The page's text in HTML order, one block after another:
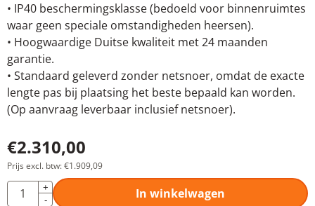
• IP40 beschermingsklasse (bedoeld voor binnenruimtes
waar geen speciale omstandigheden heersen).
• Hoogwaardige Duitse kwaliteit met 24 maanden
garantie.
• Standaard geleverd zonder netsnoer, omdat de exacte
lengte pas bij plaatsing het beste bepaald kan worden.
(Op aanvraag leverbaar inclusief netsnoer).
€2.310,00
Prijs excl. btw:€1.909,09
Aantal
+
-
In winkelwagen